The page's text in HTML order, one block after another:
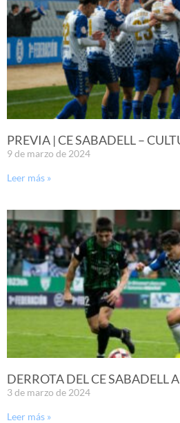
PREVIA | CE SABADELL –
9 de marzo de 2024
Leer más »
DERROTA DEL CE SABADELL
3 de marzo de 2024
Leer más »